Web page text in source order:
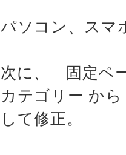
パソコン、ス
次に、 固定
カテゴリー
して修正。